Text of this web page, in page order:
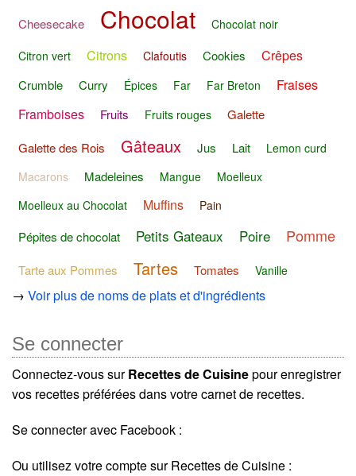
Cheesecake Chocolat Chocolat noir
Citron vert Citrons Clafoutis Cookies Crêpes
Crumble Curry Épices Far Far Breton
Fraises
Framboises
Fruits Fruits rouges
Galette
Galette des Rois
Gâteaux Jus Lait
Lemon curd
Macarons
Madeleines Mangue
Moelleux
Moelleux au Chocolat
Muffins Pain
Pépites de chocolat Petits Gateaux Poire Pomme
Tarte aux Pommes Tartes Tomates Vanille
→ Voir plus de noms de plats et d'ingrédients
Se connecter
Connectez-vous surRecettes de Cuisinepour enregistrer
vos recettes préférées dans votre carnet de recettes.
Se connecter avec Facebook :
Ou utilisez votre compte sur Recettes de Cuisine :